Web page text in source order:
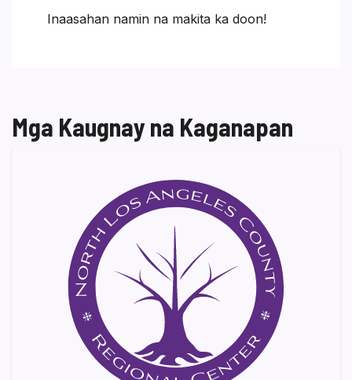
Inaasahan namin na makita ka doon!
Mga Kaugnay na Kaganapan